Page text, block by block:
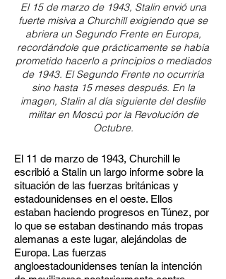
El 15 de marzo de 1943, Stalin envió una
fuerte misiva a Churchill exigiendo que se
abriera un Segundo Frente en Europa,
recordándole que prácticamente se había
prometido hacerlo a principios o mediados
de 1943. El Segundo Frente no ocurriría
sino hasta 15 meses después. En la
imagen, Stalin al día siguiente del desfile
militar en Moscú por la Revolución de
Octubre.
El 11 de marzo de 1943, Churchill le
escribió a Stalin un largo informe sobre la
situación de las fuerzas británicas y
estadounidenses en el oeste. Ellos
estaban haciendo progresos en Túnez, por
lo que se estaban destinando más tropas
alemanas a este lugar, alejándolas de
Europa. Las fuerzas
angloestadounidenses tenían la intención